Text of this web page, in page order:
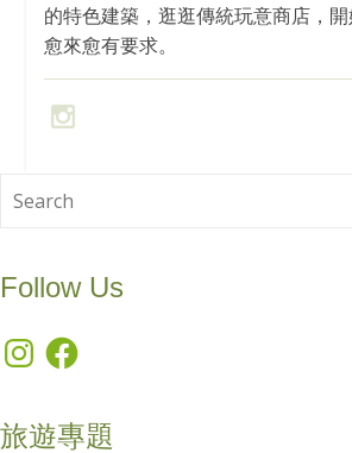
的特色建築，逛逛傳統玩意商店，
愈來愈有要求。
Follow Us
InstagramFacebook
旅遊專題